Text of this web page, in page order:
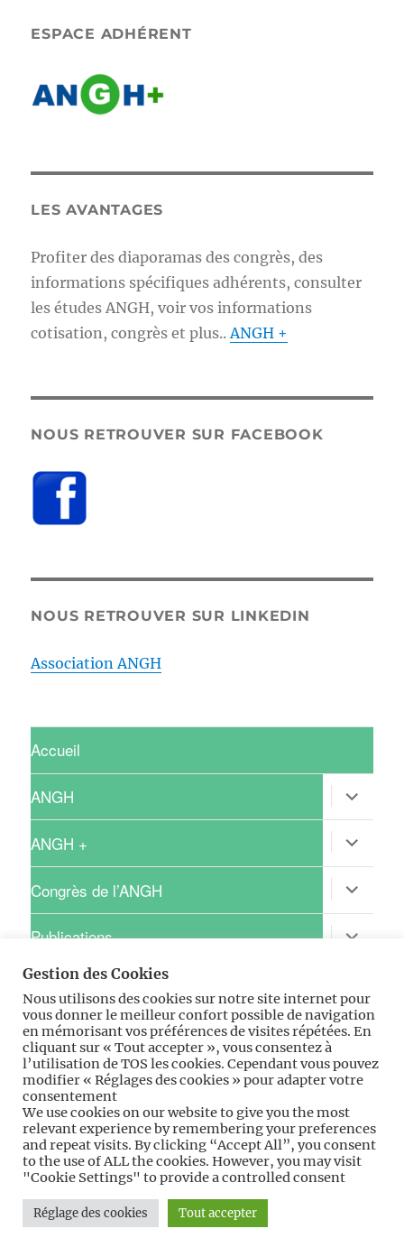
ESPACE ADHÉRENT
LES AVANTAGES
Profiter des diaporamas des congrès, des
informations spécifiques adhérents, consulter
les études ANGH, voir vos informations
cotisation, congrès et plus..ANGH +
NOUS RETROUVER SUR FACEBOOK
NOUS RETROUVER SUR LINKEDIN
Association ANGH
Accueil
ANGH
ouvrir
le
sous-
menu
ANGH +
ouvrir
le
sous-
menu
Congrès de l’ANGH
ouvrir
le
sous-
menu
Publications
ouvrir
Recherche clinique
le
sous-
menu
Pratique
ouvrir
le
sous-
menu
Professionnel
ouvrir
le
menu
Espace ANGH-GIFE
ouvrir
le
sous-
menu
AccueilANGH ANGH
+
Congrès
de
Publications
Recherche
clinique
Pratique
Gestion des Cookies
Nous utilisons des cookies sur notre site internet pour
vous donner le meilleur confort possible de navigation
en mémorisant vos préférences de visites répétées. En
cliquant sur « Tout accepter », vous consentez à
l’utilisation de TOS les cookies. Cependant vous pouvez
modifier « Réglages des cookies » pour adapter votre
consentement
We use cookies on our website to give you the most
relevant experience by remembering your preferences
and repeat visits. By clicking “Accept All”, you consent
to the use of ALL the cookies. However, you may visit
"Cookie Settings" to provide a controlled consent
Réglage des cookies Tout accepter